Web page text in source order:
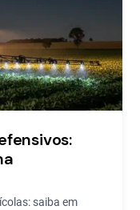
saiba em